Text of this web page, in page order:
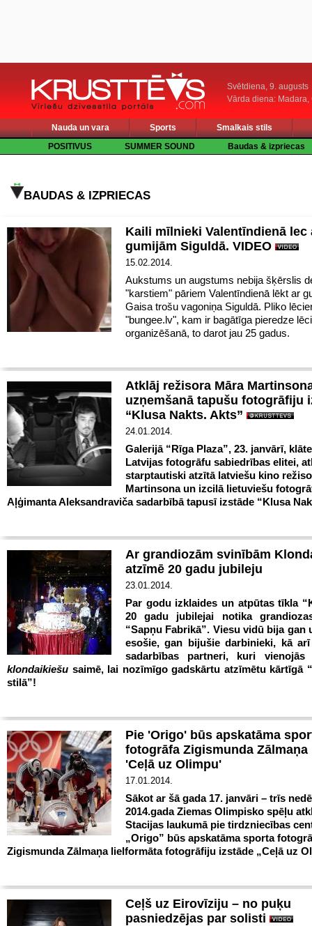
Svētdiena, 9. augusts
Vārda diena: Madara,
Nauda un vara Sports
Smalkais stils
POSITIVUS
SUMMER SOUND Baudas & izpriecas
BAUDAS & IZPRIECAS
Kaili mīlnieki Valentīndienā lec
gumijām Siguldā. VIDEO
15.02.2014.
Aukstums un augstums nebija šķērslis
"karstiem" pāriem Valentīndienā lēkt ar
Gaisa trošu vagoniņa Siguldā. Pliko
"bungee.lv", kam ir bagātīga pieredze
organizēšanā, to darot jau 25 gadus.
Atklāj režisora Māra
uzņemšanā tapušu fotogrāfiju
“Klusa Nakts. Akts”
24.01.2014.
Galerijā “Rīga Plaza”, 23. janvārī,
Latvijas fotogrāfu sabiedrības elitei,
starptautiski atzītā latviešu kino
Martinsona un izcilā lietuviešu
Aļģimanta Aleksandraviča sadarbībā tapusī izstāde “Klusa
Ar grandiozām svinībām
atzīmē 20 gadu jubileju
23.01.2014.
Par godu izklaides un atpūtas tīkla
20 gadu jubilejai notika
“Sapņu Fabrikā”. Viesu vidū bija gan
esošie, gan bijušie darbinieki, kā
sadarbības partneri, kuri vienojās
klondaikiešu saimē, lai nozīmīgo gadskārtu atzīmētu kārtīgā
stilā”!
Pie 'Origo' būs apskatāma
fotogrāfa Zigismunda Zālmaņa
'Ceļā uz Olimpu'
17.01.2014.
Sākot ar šā gada 17. janvāri – trīs
2014.gada Ziemas Olimpisko spēļu
Stacijas laukumā pie tirdzniecības
„Origo” būs apskatāma sporta
Zigismunda Zālmaņa lielformāta fotogrāfiju izstāde „Ceļā uz
Ceļš uz Eirovīziju – no puķu
pasniedzējas par solisti